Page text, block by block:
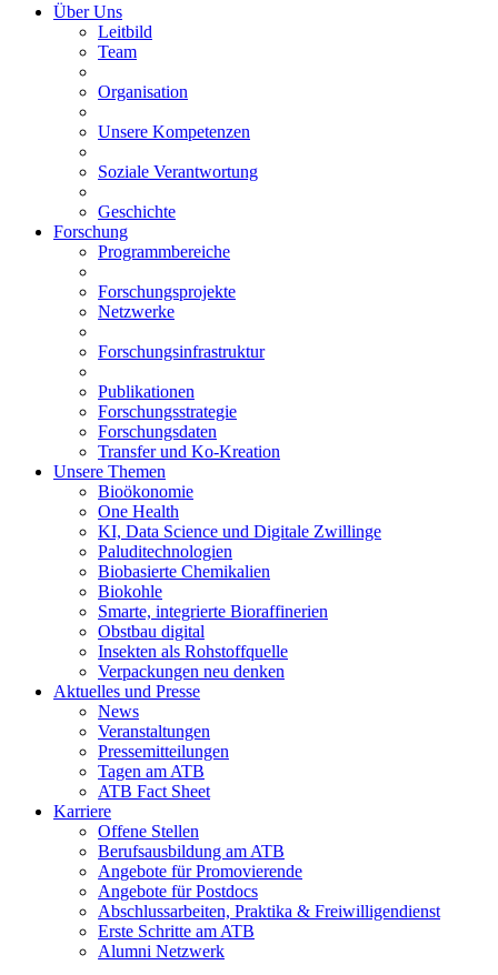
Über Uns
Leitbild
Team
Organisation
Unsere Kompetenzen
Soziale Verantwortung
Geschichte
Forschung
Programmbereiche
Forschungsprojekte
Netzwerke
Forschungsinfrastruktur
Publikationen
Forschungsstrategie
Forschungsdaten
Transfer und Ko-Kreation
Unsere Themen
Bioökonomie
One Health
KI, Data Science und Digitale Zwillinge
Paluditechnologien
Biobasierte Chemikalien
Biokohle
Smarte, integrierte Bioraffinerien
Obstbau digital
Insekten als Rohstoffquelle
Verpackungen neu denken
Aktuelles und Presse
News
Veranstaltungen
Pressemitteilungen
Tagen am ATB
ATB Fact Sheet
Karriere
Offene Stellen
Berufsausbildung am ATB
Angebote für Promovierende
Angebote für Postdocs
Abschlussarbeiten, Praktika & Freiwilligendienst
Erste Schritte am ATB
Alumni Netzwerk